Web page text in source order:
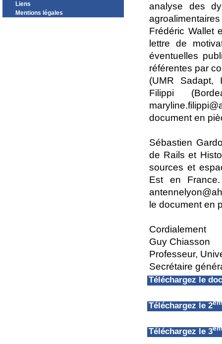
Liens
Mentions légales
analyse des
Frédéric Wallet
lettre de
éventuelles
référentes par
(UMR Sadapt,
Filippi
document en
Sébastien
de Rails et
sources et
Est en
le document en
Cordialement
Guy Chiasson
Professeur,
Secrétaire
Téléchargez le
Téléchargez le 2
Téléchargez le 3